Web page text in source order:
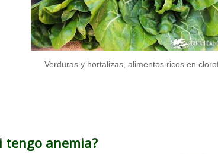
Verduras y hortalizas, alimentos ricos en
tengo anemia?